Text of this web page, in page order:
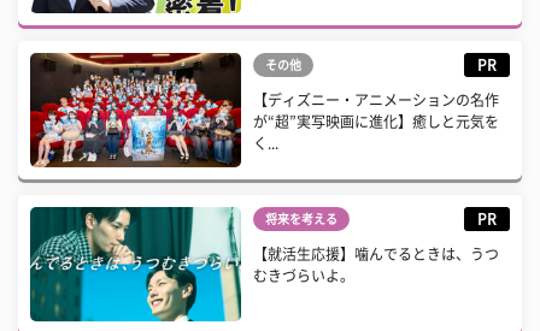
その他 PR
【ディズニー・アニメーションの名作
が“超”実写映画に進化】癒しと元気を
く...
将来を考える PR
【就活生応援】噛んでるときは、うつ
むきづらいよ。